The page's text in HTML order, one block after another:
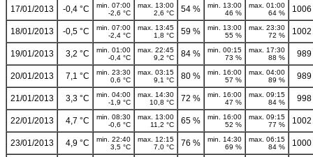
17/01/2013 -0,4 °C
min. 07:00
-2,6 °C
max. 13:00
2,6 °C
54 %
min. 13:00
46 %
max. 01:00
64 %
18/01/2013 -0,5 °C
min. 07:00
-2,4 °C
max. 13:45
1,8 °C
59 %
min. 13:00
55 %
max. 23:30
72 %
19/01/2013 3,2 °C
min. 01:00
-0,4 °C
max. 22:45
9,2 °C
84 %
min. 00:15
73 %
max. 17:30
88 %
989
20/01/2013 7,1 °C
min. 23:30
0,6 °C
max. 03:15
9,1 °C
80 %
min. 16:00
57 %
max. 04:00
89 %
989
21/01/2013 3,3 °C
min. 04:00
-1,9 °C
max. 14:30
10,8 °C
72 %
min. 16:00
47 %
max. 09:15
84 %
998
22/01/2013 4,7 °C
min. 08:30
-0,6 °C
max. 13:00
11,2 °C
65 %
min. 16:00
52 %
max. 09:15
77 %
23/01/2013 4,9 °C
min. 22:40
3,5 °C
max. 12:15
7,0 °C
76 %
min. 14:30
69 %
max. 06:15
84 %